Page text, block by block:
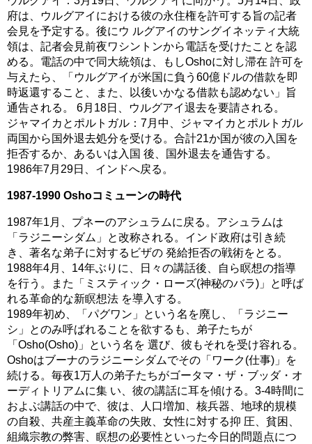
府は、ウルグアイにおける彼の永住権を許可する旨の記者
会見を予定する。後にウ ルグアイのサングイネッティ大統
領は、記者会見前夜ワシントンから電話を受けたことを認
める。電話の中で同大統領は、もしOshoに対し滞在 許可を
与えたら、「ウルグアイが米国に負う60億ドルの借款を即
時返還すること、また、以後いかなる借款も認めない」旨
通告される。 6月18日、ウルグアイ退去を要請される。
ジャマイカとポルトガル：7月中、ジャマイカとポルトガル
両国から国外退去処分を受ける。合計21か国が彼の入国を
拒否するか、あるいは入国 後、国外退去を通告する。
1986年7月29日、インドへ戻る。
1987-1990 Oshoコミューンの時代
1987年1月、プネーのアシュラムに戻る。アシュラムは
「ラジニーシダム」と改称される。インド政府は引き続
き、著名な弟子に対するビザの 発給拒否の戦術をとる。
1988年4月、14年ぶりに、日々の講話後、自ら瞑想の指導
を行う。また「ミスティック・ローズ(神秘のバラ)」と呼ば
れる革命的な新瞑想法 を導入する。
1989年初め、「パグワン」という名を廃し、「ラジニー
シ」とのみ呼ばれることを欲するも、弟子たちが
「Osho(Osho)」という名を 選び、彼もそれを受け容れる。
Oshoはブーナのラジニーシダムでその「ワーク(仕事)」を
続ける。毎夜1万人の弟子たちがゴータマ・ザ・ブッダ・オ
ーディトリアムに集 い、彼の講話に耳を傾ける。3-4時間に
およぶ講話の中で、彼は、人口増加、核兵器、地球的規模
の自殺、共産主義革命の失敗、女性に対する抑 圧、貧困、
組織宗教の弊害、瞑想の必要性といった今日的問題点につ